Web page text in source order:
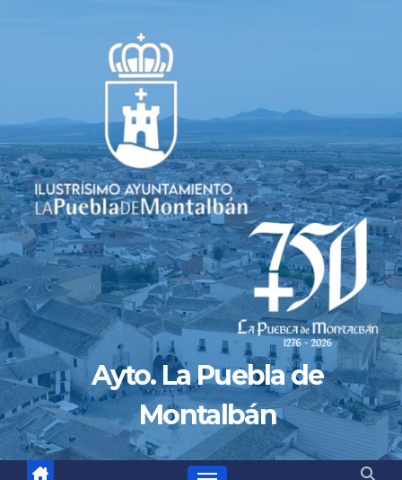
Ayto. La Puebla de
Montalbán